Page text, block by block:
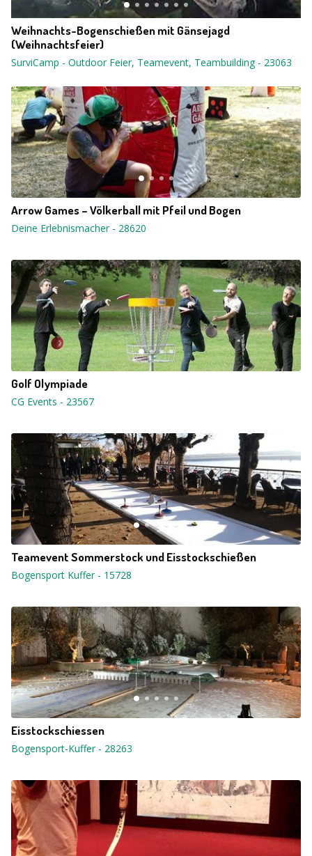
Weihnachts-Bogenschießen mit Gänsejagd
(Weihnachtsfeier)
SurviCamp - Outdoor Feier, Teamevent, Teambuilding- 23063
Arrow Games – Völkerball mit Pfeil und Bogen
Deine Erlebnismacher- 28620
Golf Olympiade
CG Events - 23567
Teamevent Sommerstock und Eisstockschießen
Bogensport Kuffer- 15728
Eisstockschiessen
Bogensport-Kuffer- 28263